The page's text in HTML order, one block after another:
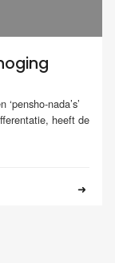
nada’s’
heeft de